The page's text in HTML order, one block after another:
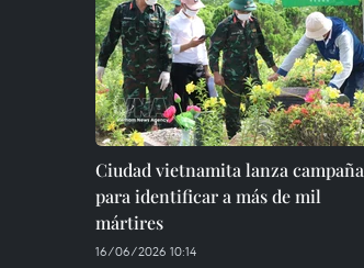
Ciudad vietnamita lanza campaña
para identificar a más de mil
mártires
16/06/2026 10:14